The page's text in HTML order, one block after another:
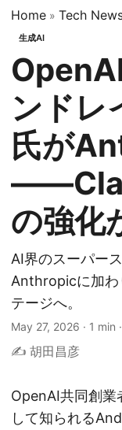
Home » Tech
生成AI
ンドレ
氏が
の強化
AI界のスーパー
Anthropicに加わ
テージへ。
May 27, 2026 · 1 min ·
✍️ 胡田昌彦
OpenAI共同創業
して知られる